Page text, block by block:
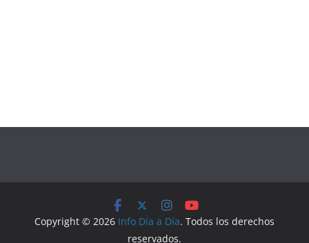
Copyright © 2026 Info Día a Día. Todos los derechos
reservados.